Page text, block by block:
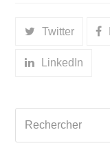
Twitter
LinkedIn